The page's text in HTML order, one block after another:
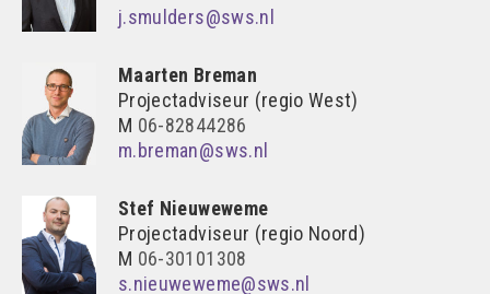
j.smulders@sws.nl
Maarten Breman
Projectadviseur (regio West)
M 06-82844286
m.breman@sws.nl
Stef Nieuweweme
Projectadviseur (regio Noord)
M 06-30101308
s.nieuweweme@sws.nl